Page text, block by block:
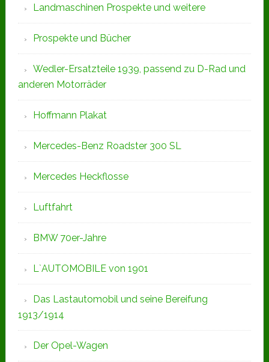
Landmaschinen Prospekte und weitere
Prospekte und Bücher
Wedler-Ersatzteile 1939, passend zu D-Rad und
anderen Motorräder
Hoffmann Plakat
Mercedes-Benz Roadster 300 SL
Mercedes Heckflosse
Luftfahrt
BMW 70er-Jahre
L`AUTOMOBILE von 1901
Das Lastautomobil und seine Bereifung
1913/1914
Der Opel-Wagen